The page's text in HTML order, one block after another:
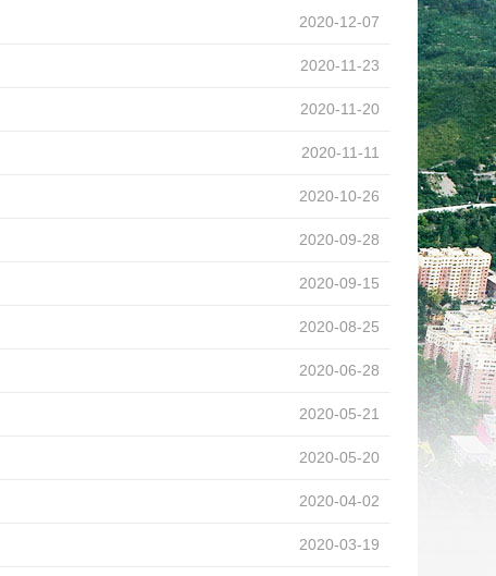
2020-12-07
2020-11-23
2020-11-20
2020-11-11
2020-10-26
2020-09-28
2020-09-15
2020-08-25
2020-06-28
2020-05-21
2020-05-20
2020-04-02
2020-03-19